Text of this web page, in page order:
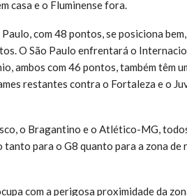
casa e o Fluminense fora.
com 48 pontos, se posiciona
O São Paulo enfrentará o
ambos com 46 pontos, também têm
restantes contra o Fortaleza e o
o Bragantino e o Atlético-MG,
tanto para o G8 quanto para a zona de
com a perigosa proximidade da